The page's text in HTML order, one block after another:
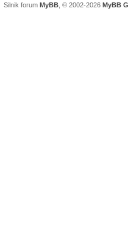
Silnik forum MyBB , © 2002-2026 MyBB